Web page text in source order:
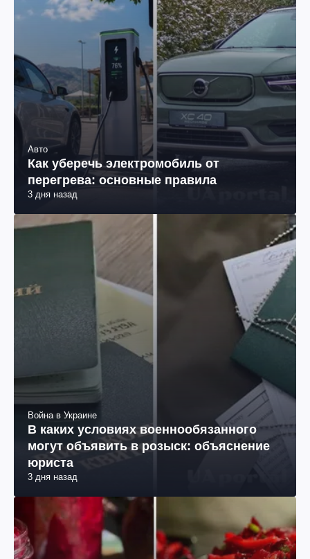
Авто
Как уберечь электромобиль от
перегрева: основные правила
3 дня назад
Война в Украине
В каких условиях военнообязанного
могут объявить в розыск: объяснение
юриста
3 дня назад